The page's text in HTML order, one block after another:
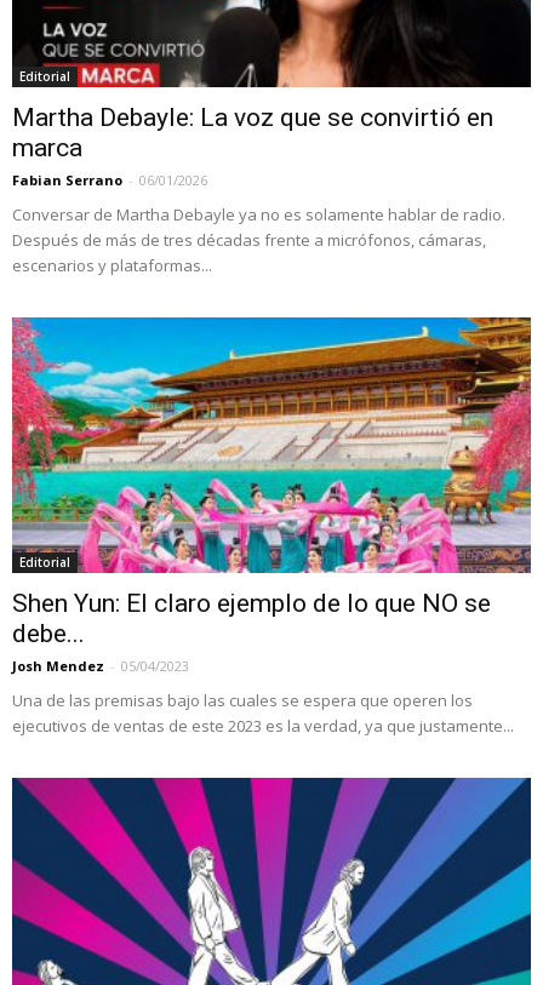
Editorial
Martha Debayle: La voz que se convirtió en
marca
Fabian Serrano - 06/01/2026
Conversar de Martha Debayle ya no es solamente hablar de radio.
Después de más de tres décadas frente a micrófonos, cámaras,
escenarios y plataformas...
Editorial
Shen Yun: El claro ejemplo de lo que NO se
debe...
Josh Mendez - 05/04/2023
Una de las premisas bajo las cuales se espera que operen los
ejecutivos de ventas de este 2023 es la verdad, ya que justamente...